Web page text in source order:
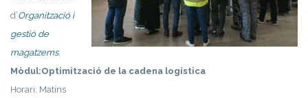
d’Organització i
gestió de
magatzems.
Mòdul:Optimització de la cadena logística
Horari: Matins